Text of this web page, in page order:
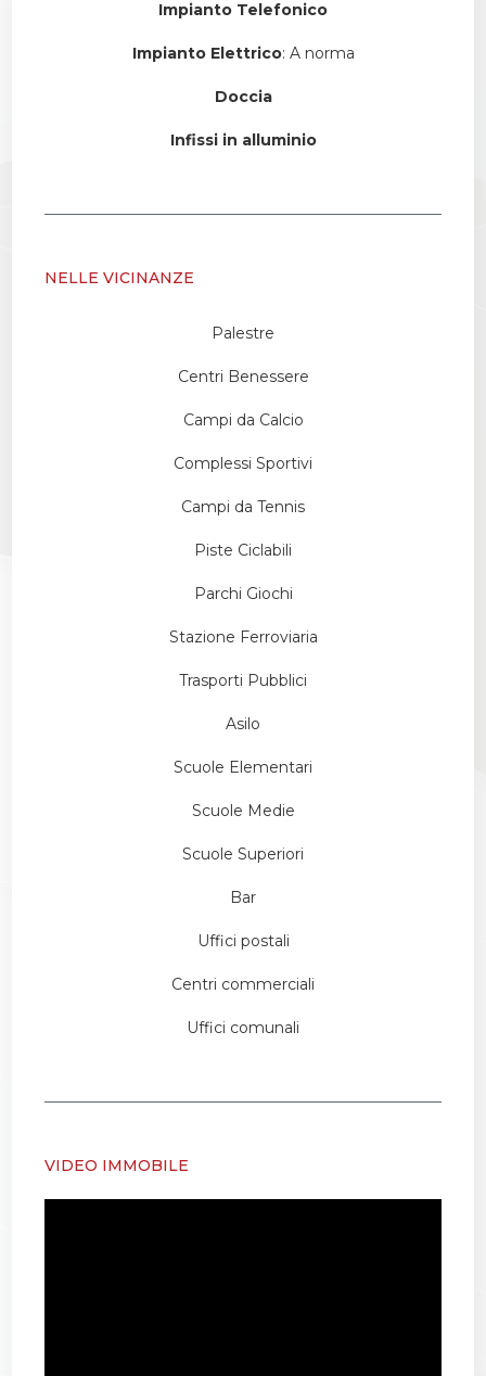
Impianto Telefonico
Impianto Elettrico: A norma
Doccia
Infissi in alluminio
NELLE VICINANZE
Palestre
Centri Benessere
Campi da Calcio
Complessi Sportivi
Campi da Tennis
Piste Ciclabili
Parchi Giochi
Stazione Ferroviaria
Trasporti Pubblici
Asilo
Scuole Elementari
Scuole Medie
Scuole Superiori
Bar
Uffici postali
Centri commerciali
Uffici comunali
VIDEO IMMOBILE